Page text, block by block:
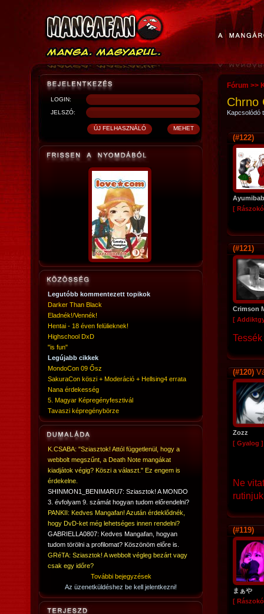
LOGIN:
JELSZÓ:
Legutóbb kommentezett topikok
Darker Than Black
Eladnék!/Vennék!
Hentai - 18 éven felülieknek!
Highschool DxD
"is fun"
Legújabb cikkek
MondoCon 09 Ősz
SakuraCon köszi + Moderáció + Hellsing4 errata
Nana érdekesség
5. Magyar Képregényfesztivál
Tavaszi képregénybörze
K.CSABA: "Sziasztok! Attól függetlenül, hogy a
webbolt megszűnt, a Death Note mangákat
kiadjátok végig? Köszi a választ." Ez engem is
érdekelne.
SHINMON1_BENIMARU7: Sziasztok! A MONDO
3. évfolyam 9. számát hogyan tudom előrendelni?
PANKII: Kedves Mangafan! Azután érdeklődnék,
hogy DvD-ket még lehetséges innen rendelni?
GABRIELLA0807: Kedves Mangafan, hogyan
tudom törölni a profilomat? Köszönöm előre is.
GRéTA: Sziasztok! A webbolt végleg bezárt vagy
csak egy időre?
További bejegyzések
Az üzenetküldéshez be kell jelentkezni!
Fórum >>
Chrno
Kapcsolódó
(#122)
[
(#121)
Crimson
[
(#120)
Zozz
[ Gyalog ]
Ne
(#119)
まぁや
[